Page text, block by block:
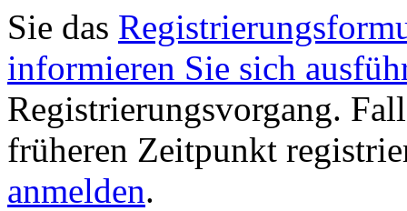
Sie das
informieren Sie sich
Registrierungsvorgang.
früheren Zeitpunkt
anmelden.